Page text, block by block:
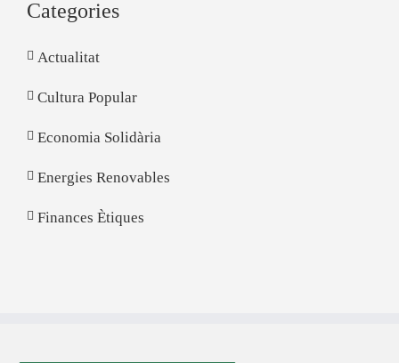
Categories
Actualitat
Cultura Popular
Economia Solidària
Energies Renovables
Finances Ètiques